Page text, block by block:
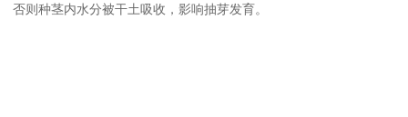
否则种茎内水分被干土吸收，影响抽芽发育。